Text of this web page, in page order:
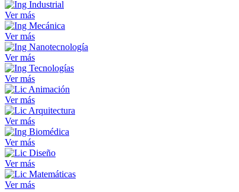
Ver más
Ver más
Ver más
Ver más
Ver más
Ver más
Ver más
Ver más
Ver más